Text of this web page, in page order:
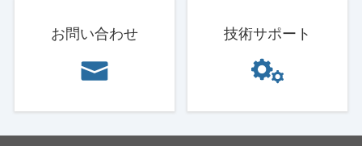
お問い合わせ 技術サポート